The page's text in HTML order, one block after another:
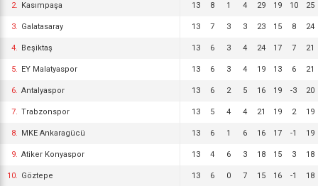
2. Kasımpaşa 13 8 1 4 29 19 10 25
3. Galatasaray 13 7 3 3 23 15 8 24
4. Beşiktaş 13 6 3 4 24 17 7 21
5. EY Malatyaspor 13 6 3 4 19 13 6 21
6. Antalyaspor 13 6 2 5 16 19 -3 20
7. Trabzonspor 13 5 4 4 21 19 2 19
8. MKE Ankaragücü 13 6 1 6 16 17 -1 19
9. Atiker Konyaspor 13 4 6 3 18 15 3 18
10. Göztepe 13 6 0 7 15 16 -1 18